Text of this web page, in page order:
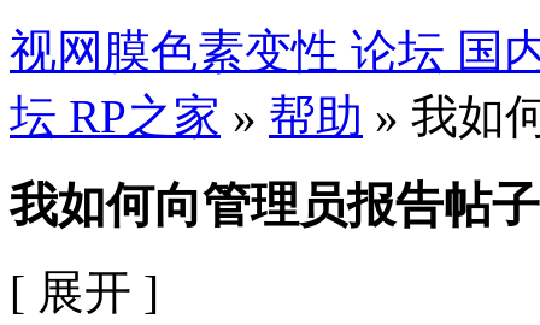
视网膜色素变性 论坛 国
坛 RP之家 » 帮助 » 我如
我如何向管理员报告帖子
[ 展开 ]